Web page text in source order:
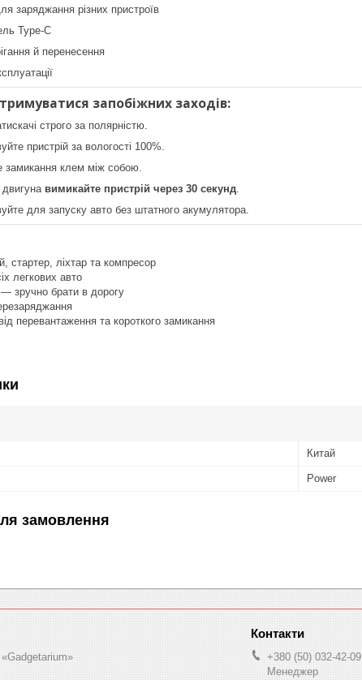
заряджання різних пристроїв
Type-C
й перенесення
запобіжних заходів:
строго за полярністю.
пристрій за вологості 100%.
замикання клем між собою.
двигуна вимикайте пристрій через 30 секунд
для запуску авто без штатного акумулятора.
стартер, ліхтар та компресор
легкових авто
зручно брати в дорогу
перевантаження та короткого замикання
Китай
Power
замовлення
«Gadgetarium»
+380 (50) 032-42-09
Менеджер